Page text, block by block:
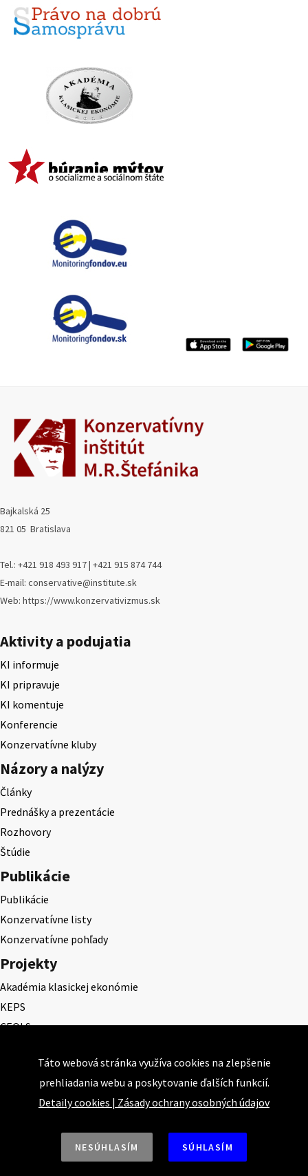
Bajkalská 25
821 05 Bratislava
Tel.: +421 918 493 917 | +421 915 874 744
E-mail: conservative@institute.sk
Web: https://www.konzervativizmus.sk
Aktivity a podujatia
KI informuje
KI pripravuje
KI komentuje
Konferencie
Konzervatívne kluby
Názory a nalýzy
Články
Prednášky a prezentácie
Rozhovory
Štúdie
Publikácie
Publikácie
Konzervatívne listy
Konzervatívne pohľady
Projekty
Akadémia klasickej ekonómie
KEPS
CEQLS
Cena Ernesta Valka
Študentská esej
Deň daňového odbremenenia
Táto webová stránka využíva cookies na zlepšenie
prehliadania webu a poskytovanie ďalších funkcií.
Detaily cookies | Zásady ochrany osobných údajov
NESÚHLASÍM SÚHLASÍM